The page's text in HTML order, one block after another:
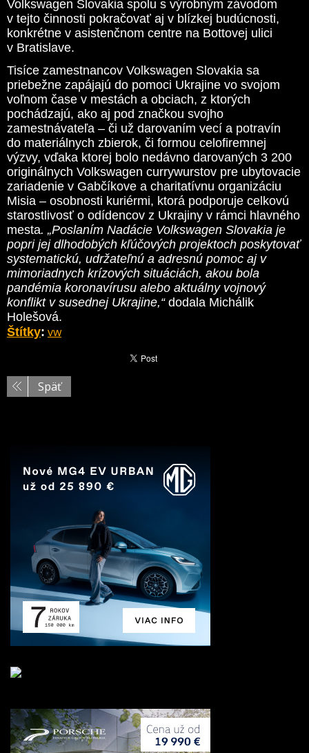
Volkswagen Slovakia spolu s výrobným závodom
v tejto činnosti pokračovať aj v blízkej budúcnosti,
konkrétne v asistenčnom centre na Bottovej ulici
v Bratislave.
Tisíce zamestnancov Volkswagen Slovakia sa
priebežne zapájajú do pomoci Ukrajine vo svojom
voľnom čase v mestách a obciach, z ktorých
pochádzajú, ako aj pod značkou svojho
zamestnávateľa – či už darovaním vecí a potravín
do materiálnych zbierok, či formou celofiremnej
výzvy, vďaka ktorej bolo nedávno darovaných 3 200
originálnych Volkswagen currywurstov pre ubytovacie
zariadenie v Gabčíkove a charitatívnu organizáciu
Misia – osobnosti kuriérmi, ktorá podporuje celkovú
starostlivosť o odídencov z Ukrajiny v rámci hlavného
mesta. „Poslaním Nadácie Volkswagen Slovakia je
popri jej dlhodobých kľúčových projektoch poskytovať
systematickú, udržateľnú a adresnú pomoc aj v
mimoriadnych krízových situáciách, akou bola
pandémia koronavírusu alebo aktuálny vojnový
konflikt v susednej Ukrajine,“dodala Michálik
Holešová.
Štítky: vw
Späť